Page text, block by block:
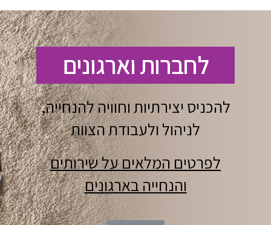
לחברות וארגונים​
להכניס יצירתיות וחוויה להנחייה,
לניהול ולעבודת הצוות
לפרטים המלאים על שירותים
והנחייה בארגונים